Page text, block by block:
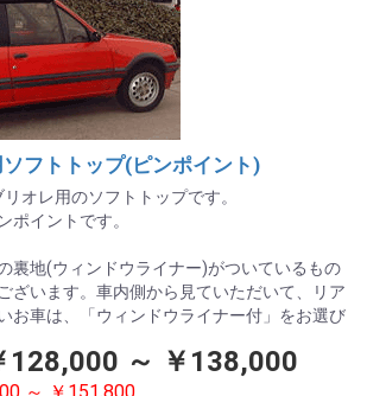
フトトップ(ピンポイント)
オレ用のソフトトップです。
ポイントです。
裏地(ウィンドウライナー)がついているもの
ざいます。車内側から見ていただいて、リア
お車は、「ウィンドウライナー付」をお選び
128,000 ～ ￥138,000